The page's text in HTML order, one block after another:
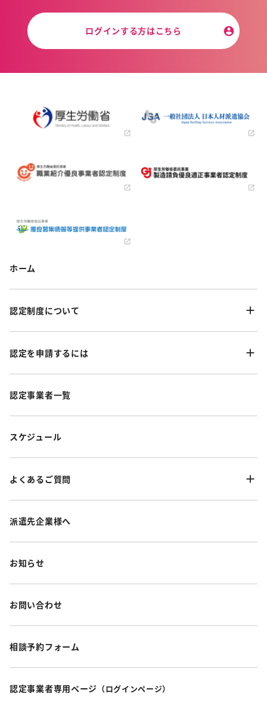
ログインする方はこちら
ホーム
認定制度について
認定を申請するには
認定事業者一覧
スケジュール
よくあるご質問
派遣先企業様へ
お知らせ
お問い合わせ
相談予約フォーム
認定事業者専用ページ （ログインページ）